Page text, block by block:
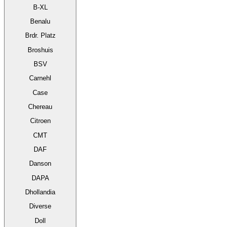
B-XL
Benalu
Brdr. Platz
Broshuis
BSV
Carnehl
Case
Chereau
Citroen
CMT
DAF
Danson
DAPA
Dhollandia
Diverse
Doll